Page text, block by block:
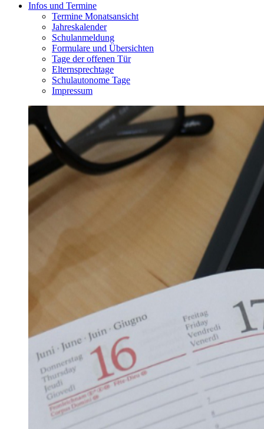
Infos und Termine
Termine Monatsansicht
Jahreskalender
Schulanmeldung
Formulare und Übersichten
Tage der offenen Tür
Elternsprechtage
Schulautonome Tage
Impressum